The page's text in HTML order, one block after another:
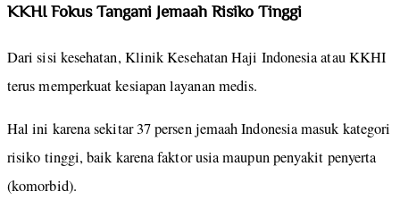
KKHI Fokus Tangani Jemaah Risiko Tinggi
Dari sisi kesehatan, Klinik Kesehatan Haji Indonesia atau KKHI
terus memperkuat kesiapan layanan medis.
Hal ini karena sekitar 37 persen jemaah Indonesia masuk kategori
risiko tinggi, baik karena faktor usia maupun penyakit penyerta
(komorbid).